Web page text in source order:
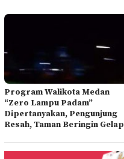
Program Walikota Medan
“Zero Lampu Padam”
Dipertanyakan, Pengunjung
Resah, Taman Beringin Gelap